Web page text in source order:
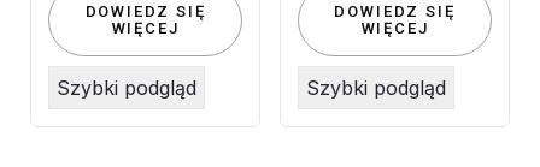
DOWIEDZ SIĘ
WIĘCEJ
Szybki podgląd
DOWIEDZ SIĘ
WIĘCEJ
Szybki podgląd